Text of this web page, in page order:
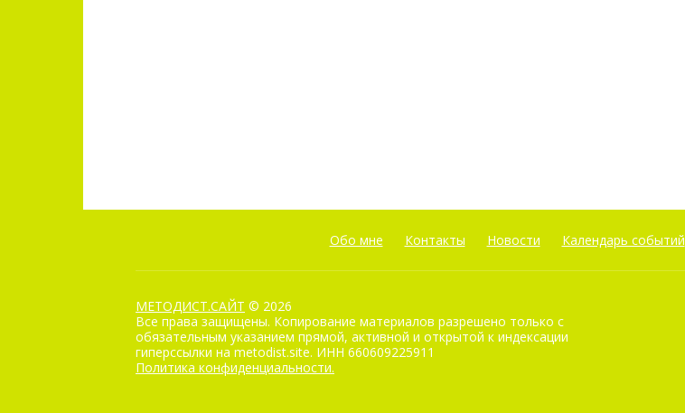
Обо мне Контакты Новости Календарь событий
МЕТОДИСТ.САЙТ © 2026
Все права защищены. Копирование материалов разрешено только с
обязательным указанием прямой, активной и открытой к индексации
гиперссылки на metodist.site. ИНН 660609225911
Политика конфиденциальности.